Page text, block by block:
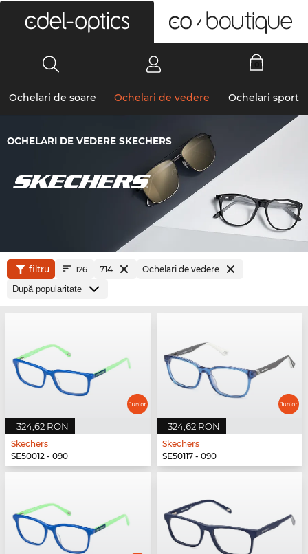
Ochelari de soare Ochelari de vedere Ochelari sport
OCHELARI DE VEDERE SKECHERS
filtru 126 714 Ochelari de vedere
324,62 RON
Skechers
SE50012 - 090
324,62 RON
Skechers
SE50117 - 090